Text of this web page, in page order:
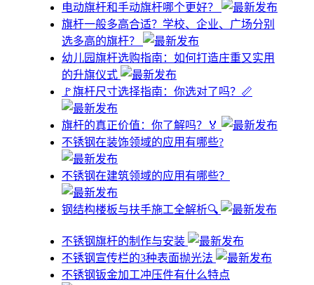
电动旗杆和手动旗杆哪个更好？
旗杆一般多高合适？学校、企业、广场分别
选多高的旗杆？
幼儿园旗杆选购指南：如何打造庄重又实用
的升旗仪式
🚩旗杆尺寸选择指南：你选对了吗？📏
旗杆的真正价值：你了解吗？🏅
不锈钢在装饰领域的应用有哪些?
不锈钢在建筑领域的应用有哪些？
钢结构楼板与扶手施工全解析🔍
不锈钢旗杆的制作与安装
不锈钢宣传栏的3种表面抛光法
不锈钢钣金加工冲压件有什么特点